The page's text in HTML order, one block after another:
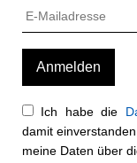
Ich habe die
damit
meine Daten über